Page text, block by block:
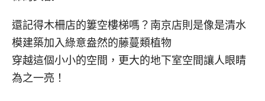
還記得木柵店的簍空樓梯嗎？南京店則是像是清水
模建築加入綠意盎然的藤蔓類植物
穿越這個小小的空間，更大的地下室空間讓人眼睛
為之一亮！